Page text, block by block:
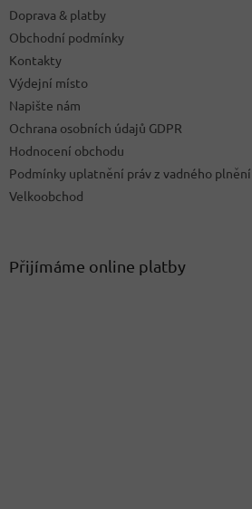
Doprava & platby
Obchodní podmínky
Kontakty
Výdejní místo
Napište nám
Ochrana osobních údajů GDPR
Hodnocení obchodu
Podmínky uplatnění práv z vadného
Velkoobchod
Přijímáme online platby